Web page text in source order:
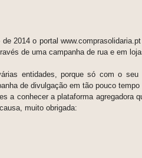
2014 o portal
de uma campanha de rua e em
entidades, porque só com o seu
de divulgação em tão pouco tempo
a conhecer a plataforma agregadora
muito obrigada: